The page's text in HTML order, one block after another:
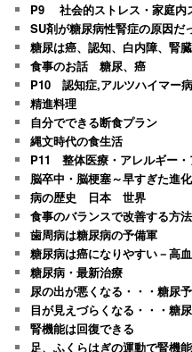
P9 社会的ストレス・家庭内
SU剤が糖尿病性腎症の原因だ
糖尿は癌、認知、白内障、腎
食事のお話 糖尿、癌
P10 認知症,アルツハイマー病
精進料理
自分でできる断食プラン
縄文時代の食生活
P11 整体医療・アレルギー・
脳卒中・脳梗塞～早すぎた進
病の歴史 日本 世界
食事のバランスで改善する方法
歯周病は糖尿病の予備軍
糖尿病は癌になりやすい－高
糖尿病・最新治療
尿の出が悪くなる・・・糖尿
目が見えづらくなる・・・糖
腎機能は回復できる
足、ふくらはぎの運動で腎機